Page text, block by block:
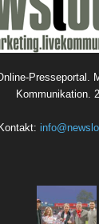
Presseportal.
Kommunikation.
Kontakt: